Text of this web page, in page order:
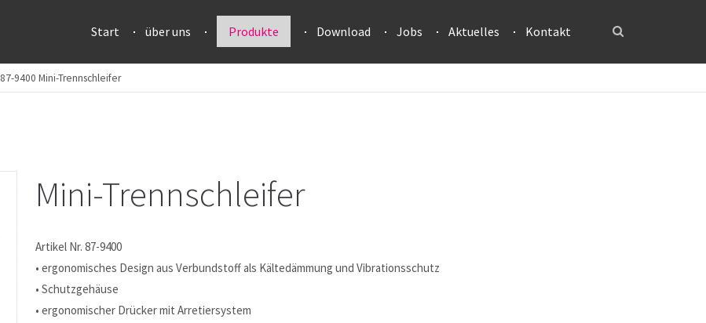
Start über uns Produkte Download Jobs Aktuelles Kontakt
87-9400 Mini-Trennschleifer
Mini-Trennschleifer
Artikel Nr. 87-9400
• ergonomisches Design aus Verbundstoff als Kältedämmung und Vibrationsschutz
• Schutzgehäuse
• ergonomischer Drücker mit Arretiersystem